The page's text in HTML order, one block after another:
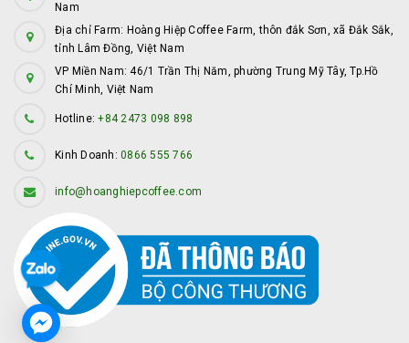
Nam
Địa chỉ Farm: Hoàng Hiệp Coffee Farm, thôn đắk Sơn, xã Đắk Sắk,
tỉnh Lâm Đồng, Việt Nam
VP Miền Nam: 46/1 Trần Thị Năm, phường Trung Mỹ Tây, Tp.Hồ
Chí Minh, Việt Nam
Hotline:+84 2473 098 898
Kinh Doanh: 0866 555 766
info@hoanghiepcoffee.com